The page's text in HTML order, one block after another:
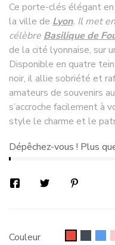
Ce porte-clés élégant
la ville de Lyon. Il met
célèbre Basilique de
de la cité lyonnaise, sur
Disponible en quatre
noir, il allie sobriété et
amateurs de souvenirs
s’accroche facilement à
style le charme et le
Dépêchez-vous ! Plus
Couleur